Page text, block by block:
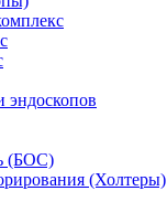
(БОС)
(Холтеры)